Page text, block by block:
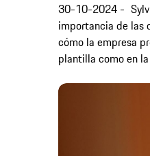
30-10-2024
importancia de las
cómo la empresa
plantilla como en